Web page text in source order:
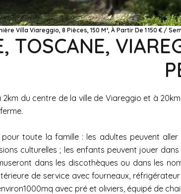
Villa Viareggio, 8 Pièces, 150 M², À Partir De 1 150 € /
TOSCANE,
2km du centre de la ville de Viareggio et à
pour toute la famille : les adultes peuvent
culturelles ; les enfants peuvent jouer
dans les discothèques ou dans les
de service avec fourneaux,
avec pré et oliviers, équipé de